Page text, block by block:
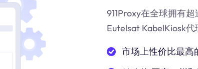
911Proxy在全球拥有
Eutelsat KabelKiosk
市场上性价比最高